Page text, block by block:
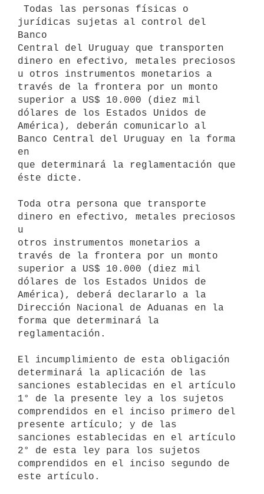
jurídicas sujetas al control del
Banco
Central del Uruguay que transporten
dinero en efectivo, metales preciosos
u otros instrumentos monetarios a
través de la frontera por un monto
superior a US$ 10.000 (diez mil
dólares de los Estados Unidos de
América), deberán comunicarlo al
Banco Central del Uruguay en la forma
en
que determinará la reglamentación que
éste dicte.
Toda otra persona que transporte
dinero en efectivo, metales preciosos
u
otros instrumentos monetarios a
través de la frontera por un monto
superior a US$ 10.000 (diez mil
dólares de los Estados Unidos de
América), deberá declararlo a la
Dirección Nacional de Aduanas en la
forma que determinará la
reglamentación.
El incumplimiento de esta obligación
determinará la aplicación de las
sanciones establecidas en el artículo
1° de la presente ley a los sujetos
comprendidos en el inciso primero del
presente artículo; y de las
sanciones establecidas en el artículo
2° de esta ley para los sujetos
comprendidos en el inciso segundo de